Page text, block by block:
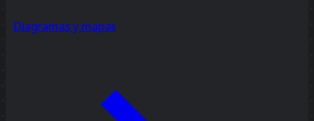
Diagramas y mapas